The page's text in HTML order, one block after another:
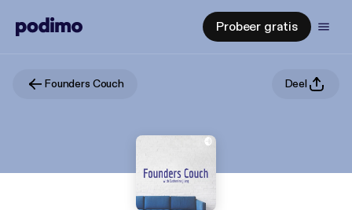
Probeer gratis
Founders Couch Deel